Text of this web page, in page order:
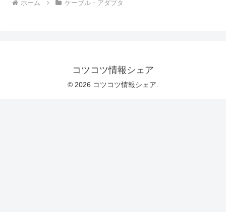
ホーム ケーブル・アダプタ
コツコツ情報シェア
© 2026 コツコツ情報シェア.